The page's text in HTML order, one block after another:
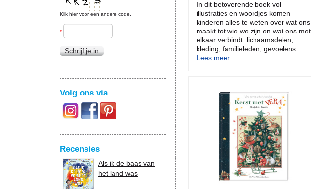
In dit betoverende boek vol
illustraties en woordjes komen
kinderen alles te weten over wat ons
maakt tot wie we zijn en wat ons met
elkaar verbindt: lichaamsdelen,
kleding, familieleden, gevoelens...
Lees meer...
Klik hier voor een andere code.
*
Schrijf je in
Volg ons via
Recensies
Als ik de baas van
het land was